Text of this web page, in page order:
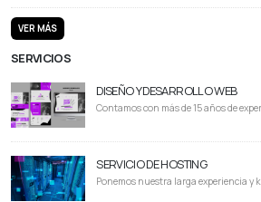
VER MÁS
SERVICIOS
DISEÑO Y DESARROLLO WEB
Contamos con más de 15 años de
SERVICIO DE HOSTING
Ponemos nuestra larga experiencia y